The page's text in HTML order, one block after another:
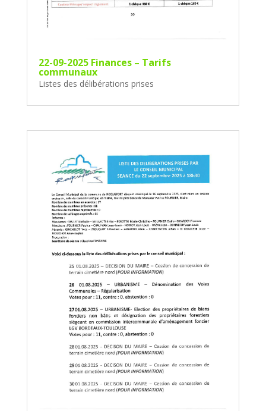
22-09-2025 Finances – Tarifs
communaux
Listes des délibérations prises